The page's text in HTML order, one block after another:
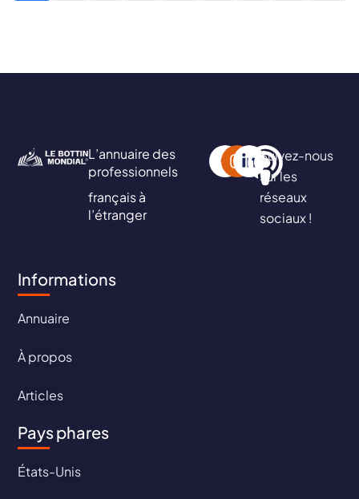
L’annuaire des
professionnels
français à
l’étranger
Suivez-nous
sur les
réseaux
sociaux !
Informations
Annuaire
À propos
Articles
Pays phares
États-Unis